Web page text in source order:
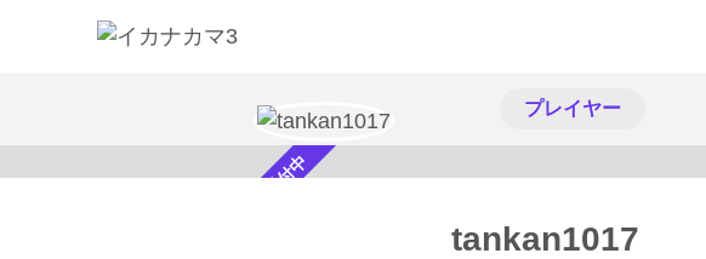
プレイヤー
スカウト受付中 tankan1017